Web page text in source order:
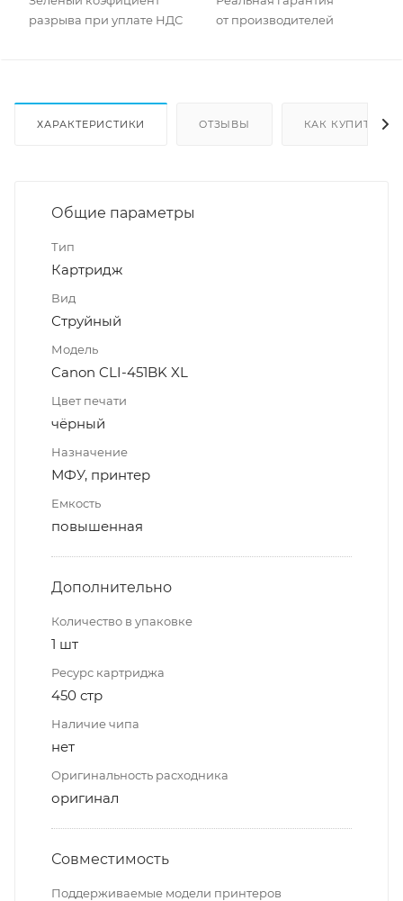
разрыва при уплате НДС
от производителей
ХАРАКТЕРИСТИКИ ОТЗЫВЫ КАК КУПИТЬ
Общие параметры
Тип
Картридж
Вид
Струйный
Модель
Canon CLI-451BK XL
Цвет печати
чёрный
Назначение
МФУ, принтер
Емкость
повышенная
Дополнительно
Количество в упаковке
1 шт
Ресурс картриджа
450 стр
Наличие чипа
нет
Оригинальность расходника
оригинал
Совместимость
Поддерживаемые модели принтеров